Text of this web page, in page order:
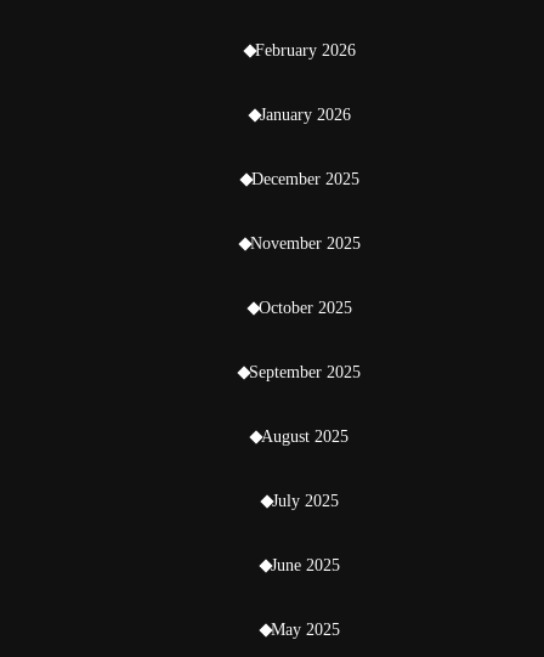
February 2026
January 2026
December 2025
November 2025
October 2025
September 2025
August 2025
July 2025
June 2025
May 2025